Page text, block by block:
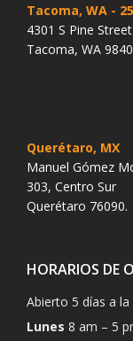
Tacoma, WA -
4301 S Pine
Tacoma, WA
Querétaro, MX
Manuel Gómez
303, Centro Sur
Querétaro 76090.
HORARIOS DE
Abierto 5 días a la
Lunes 8 am – 5